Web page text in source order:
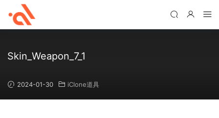
Skin_Weapon_7_1
2024-01-30 iClone道具